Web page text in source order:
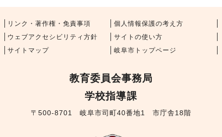
リンク・著作権・免責事項
個人情報保護の考え方
ウェブアクセシビリティ方針
サイトの使い方
サイトマップ
岐阜市トップページ
教育委員会事務局
学校指導課
〒500-8701 岐阜市司町40番地1 市庁舎18階